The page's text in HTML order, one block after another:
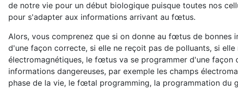
de notre vie pour un début biologique puisque toutes nos
pour s'adapter aux informations arrivant au fœtus.
Alors, vous comprenez que si on donne au fœtus de
d'une façon correcte, si elle ne reçoit pas de polluants, si
électromagnétiques, le fœtus va se programmer d'une
informations dangereuses, par exemple les champs
phase de la vie, le fœtal programming, la programmation du